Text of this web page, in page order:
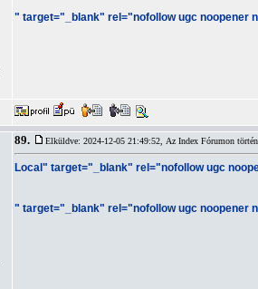
" target="_blank" rel="nofollow ugc noopener
89. Elküldve: 2024-12-05 21:49:52, Az Index Fórumon
Local" target="_blank" rel="nofollow ugc
" target="_blank" rel="nofollow ugc noopener